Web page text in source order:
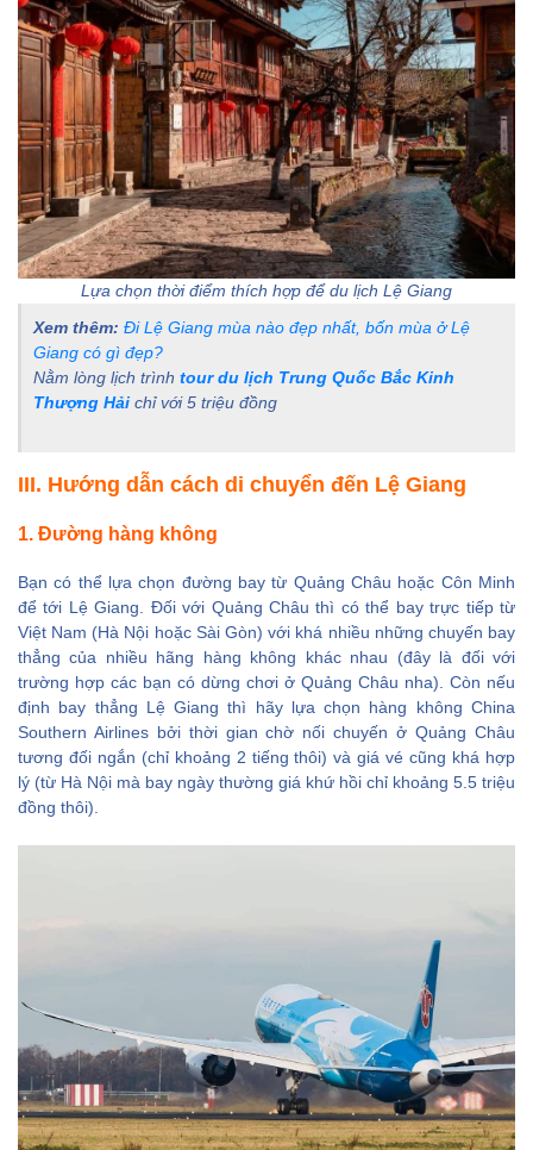
Lựa chọn thời điểm thích hợp để du lịch Lệ Giang
Xem thêm: Đi Lệ Giang mùa nào đẹp nhất, bốn mùa ở Lệ
Giang có gì đẹp?
Nằm lòng lịch trình tour du lịch Trung Quốc Bắc Kinh
Thượng Hải chỉ với 5 triệu đồng
III. Hướng dẫn cách di chuyển đến Lệ Giang
1. Đường hàng không
Bạn có thể lựa chọn đường bay từ Quảng Châu hoặc Côn Minh
để tới Lệ Giang. Đối với Quảng Châu thì có thể bay trực tiếp từ
Việt Nam (Hà Nội hoặc Sài Gòn) với khá nhiều những chuyến bay
thẳng của nhiều hãng hàng không khác nhau (đây là đối với
trường hợp các bạn có dừng chơi ở Quảng Châu nha). Còn nếu
định bay thẳng Lệ Giang thì hãy lựa chọn hàng không China
Southern Airlines bởi thời gian chờ nối chuyến ở Quảng Châu
tương đối ngắn (chỉ khoảng 2 tiếng thôi) và giá vé cũng khá hợp
lý (từ Hà Nội mà bay ngày thường giá khứ hồi chỉ khoảng 5.5 triệu
đồng thôi).